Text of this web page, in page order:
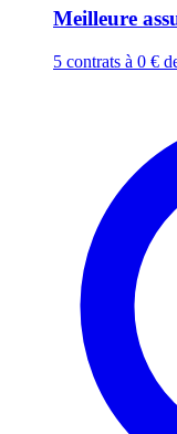
Meilleure
5 contrats à 0 €